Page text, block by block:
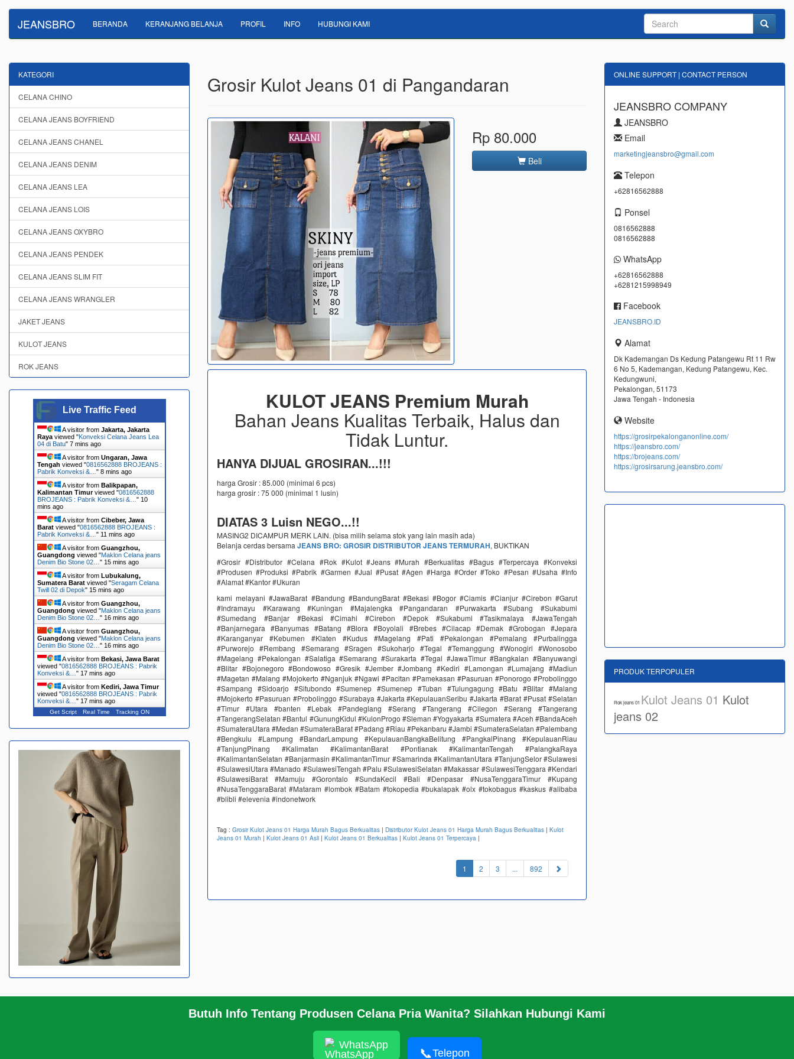
JEANSBRO BERANDA KERANJANG BELANJA PROFIL INFO HUBUNGI KAMI
Grosir Kulot Jeans 01 di Pangandaran
Rp 80.000
Beli
KULOT JEANS Premium Murah
Bahan Jeans Kualitas Terbaik, Halus dan
Tidak Luntur.
HANYA DIJUAL GROSIRAN...!!!
harga Grosir : 85.000 (minimal 6 pcs)
harga grosir : 75 000 (minimal 1 lusin)
DIATAS 3 Luisn NEGO...!!
MASING2 DICAMPUR MERK LAIN. (bisa milih selama stok yang lain masih ada)
Belanja cerdas bersama JEANS BRO: GROSIR DISTRIBUTOR JEANS TERMURAH, BUKTIKAN
#Grosir #Distributor #Celana #Rok #Kulot #Jeans #Murah #Berkualitas #Bagus #Terpercaya #Konveksi
#Produsen #Produksi #Pabrik #Garmen #Jual #Pusat #Agen #Harga #Order #Toko #Pesan #Usaha #Info
#Alamat #Kantor #Ukuran
kami melayani #JawaBarat #Bandung #BandungBarat #Bekasi #Bogor #Ciamis #Cianjur #Cirebon #Garut
#Indramayu #Karawang #Kuningan #Majalengka #Pangandaran #Purwakarta #Subang #Sukabumi
#Sumedang #Banjar #Bekasi #Cimahi #Cirebon #Depok #Sukabumi #Tasikmalaya #JawaTengah
#Banjarnegara #Banyumas #Batang #Blora #Boyolali #Brebes #Cilacap #Demak #Grobogan #Jepara
#Karanganyar #Kebumen #Klaten #Kudus #Magelang #Pati #Pekalongan #Pemalang #Purbalingga
#Purworejo #Rembang #Semarang #Sragen #Sukoharjo #Tegal #Temanggung #Wonogiri #Wonosobo
#Magelang #Pekalongan #Salatiga #Semarang #Surakarta #Tegal #JawaTimur #Bangkalan #Banyuwangi
#Blitar #Bojonegoro #Bondowoso #Gresik #Jember #Jombang #Kediri #Lamongan #Lumajang #Madiun
#Magetan #Malang #Mojokerto #Nganjuk #Ngawi #Pacitan #Pamekasan #Pasuruan #Ponorogo #Probolinggo
#Sampang #Sidoarjo #Situbondo #Sumenep #Sumenep #Tuban #Tulungagung #Batu #Blitar #Malang
#Mojokerto #Pasuruan #Probolinggo #Surabaya #Jakarta #KepulauanSeribu #Jakarta #Barat #Pusat #Selatan
#Timur #Utara #banten #Lebak #Pandeglang #Serang #Tangerang #Cilegon #Serang #Tangerang
#TangerangSelatan #Bantul #GunungKidul #KulonProgo #Sleman #Yogyakarta #Sumatera #Aceh #BandaAceh
#SumateraUtara #Medan #SumateraBarat #Padang #Riau #Pekanbaru #Jambi #SumateraSelatan #Palembang
#Bengkulu #Lampung #BandarLampung #KepulauanBangkaBelitung #PangkalPinang #KepulauanRiau
#TanjungPinang #Kalimatan #KalimantanBarat #Pontianak #KalimantanTengah #PalangkaRaya
#KalimantanSelatan #Banjarmasin #KalimantanTimur #Samarinda #KalimantanUtara #TanjungSelor #Sulawesi
#SulawesiUtara #Manado #SulawesiTengah #Palu #SulawesiSelatan #Makassar #SulawesiTenggara #Kendari
#SulawesiBarat #Mamuju #Gorontalo #SundaKecil #Bali #Denpasar #NusaTenggaraTimur #Kupang
#NusaTenggaraBarat #Mataram #lombok #Batam #tokopedia #bukalapak #olx #tokobagus #kaskus #alibaba
#blibli #elevenia #indonetwork
Tag : Grosir Kulot Jeans 01 Harga Murah Bagus Berkualitas | Distributor Kulot Jeans 01 Harga Murah Bagus Berkualitas | Kulot
Jeans 01 Murah | Kulot Jeans 01 Asli | Kulot Jeans 01 Berkualitas | Kulot Jeans 01 Terpercaya |
1 (current)
2 3 ... 892
KATEGORI
CELANA CHINO
CELANA JEANS BOYFRIEND
CELANA JEANS CHANEL
CELANA JEANS DENIM
CELANA JEANS LEA
CELANA JEANS LOIS
CELANA JEANS OXYBRO
CELANA JEANS PENDEK
CELANA JEANS SLIM FIT
CELANA JEANS WRANGLER
JAKET JEANS
KULOT JEANS
ROK JEANS
Live Traffic Feed
A visitor from Jakarta, Jakarta
Rayaviewed "Konveksi Celana Jeans Lea
04 di Batu" 7 mins ago
A visitor from Ungaran, Jawa
Tengah viewed "0816562888 BROJEANS :
Pabrik Konveksi &… " 8 mins ago
A visitor from Balikpapan,
Kalimantan Timurviewed "0816562888
BROJEANS : Pabrik Konveksi &… " 10
mins ago
A visitor from Cibeber, Jawa
Baratviewed "0816562888 BROJEANS :
Pabrik Konveksi &… " 11 mins ago
A visitor from Guangzhou,
Guangdong viewed "Maklon Celana jeans
Denim Bio Stone 02… " 15 mins ago
A visitor from Lubukalung,
Sumatera Baratviewed "Seragam Celana
Twill 02 di Depok" 15 mins ago
A visitor from Guangzhou,
Guangdong viewed "Maklon Celana jeans
Denim Bio Stone 02… " 16 mins ago
A visitor from Guangzhou,
Guangdong viewed "Maklon Celana jeans
Denim Bio Stone 02… " 16 mins ago
A visitor from Bekasi, Jawa Barat
viewed "0816562888 BROJEANS : Pabrik
Konveksi &… " 17 mins ago
A visitor from Kediri, Jawa Timur
viewed "0816562888 BROJEANS : Pabrik
Konveksi &… " 17 mins ago
Get Script Real Time Tracking ON
ONLINE SUPPORT | CONTACT PERSON
JEANSBRO COMPANY
JEANSBRO
Email
marketingjeansbro@gmail.com
Telepon
+62816562888
Ponsel
0816562888
0816562888
WhatsApp
+62816562888
+6281215998949
Facebook
JEANSBRO.ID
Alamat
Dk Kademangan Ds Kedung Patangewu Rt 11 Rw
6 No 5, Kademangan, Kedung Patangewu, Kec.
Kedungwuni,
Pekalongan, 51173
Jawa Tengah - Indonesia
Website
https://grosirpekalonganonline.com/
https://jeansbro.com/
https://brojeans.com/
https://grosirsarung.jeansbro.com/
Butuh Info Tentang Produsen Celana Pria Wanita? Silahkan Hubungi Kami
WhatsApp
📞Telepon
PRODUK TERPOPULER
Rok jeans 01 Kulot Jeans 01 Kulot
jeans 02
© 2026